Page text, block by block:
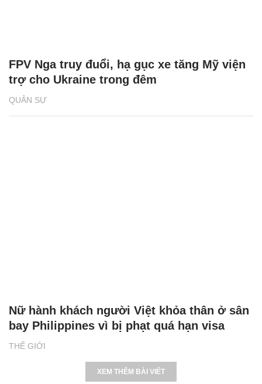
QUÂN SỰ
FPV Nga truy đuổi, hạ gục xe tăng Mỹ viện
trợ cho Ukraine trong đêm
THẾ GIỚI
Nữ hành khách người Việt khỏa thân ở sân
bay Philippines vì bị phạt quá hạn visa
XEM THÊM BÀI VIẾT